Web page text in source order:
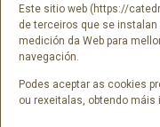
Este sitio web (https://
de terceiros que se
medición da Web para
navegación.
Podes aceptar as cookies
ou rexeitalas, obtendo